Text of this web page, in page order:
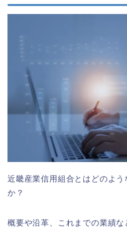
近畿産業信用組合とはどのよう
か？
概要や沿革、これまでの業績な